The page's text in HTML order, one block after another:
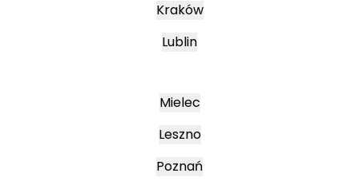
Kraków
Lublin
Mielec
Leszno
Poznań